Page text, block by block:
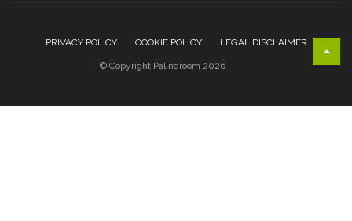
PRIVACY POLICY COOKIE POLICY LEGAL DISCLAIMER
© Copyright Palindroom 2026